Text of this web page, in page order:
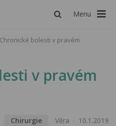
Menu
Chronické bolesti v pravém
v pravém
Chirurgie Věra 10.1.2019